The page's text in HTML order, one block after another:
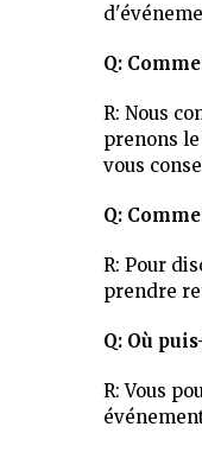
Q:
R: Nous
prenons
vous
Q:
R: Pour
prendre
Q: Où
R: Vous